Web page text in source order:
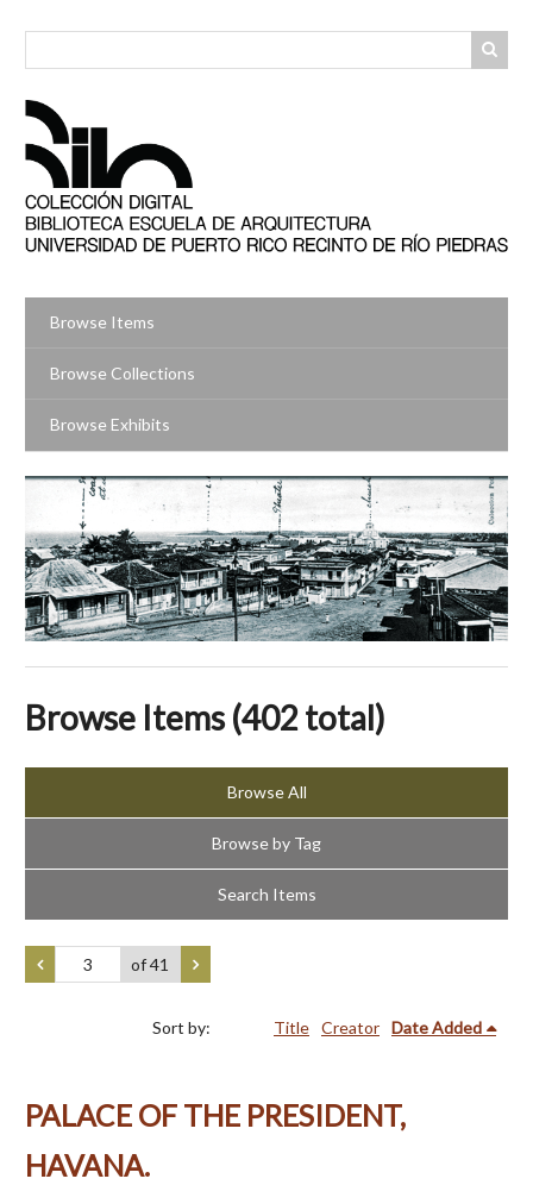
Browse Items
Browse Collections
Browse Exhibits
Browse Items (402 total)
Browse All
Browse by Tag
Search Items
of 41
Sort by: Title Creator Date Added
PALACE OF THE PRESIDENT,
HAVANA.